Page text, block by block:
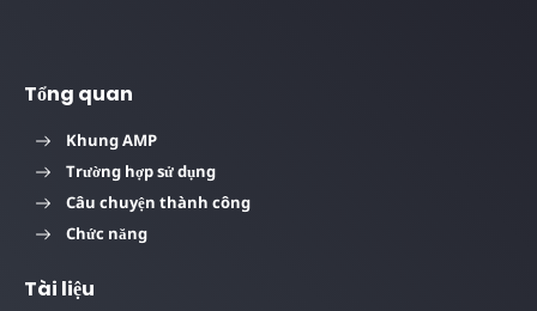
Tổng quan
Khung AMP
Trường hợp sử dụng
Câu chuyện thành công
Chức năng
Tài liệu